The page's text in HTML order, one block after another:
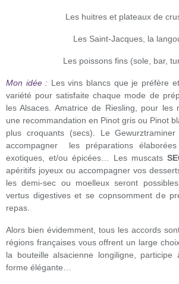
Les huitres et plateaux de
Les Saint-Jacques, la
Les poissons fins (sole, bar,
Mon idée : Les vins blancs que je préfère
variété pour satisfaite chaque mode de
les Alsaces. Amatrice de Riesling, pour
une recommandation en Pinot gris ou Pinot
plus croquants (secs). Le
accompagner les préparations
exotiques, et/ou épicées… Les muscats
apéritifs joyeux ou accompagner vos
les demi-sec ou moelleux seront
vertus digestives et se copnsomment de
repas.
Alors bien évidemment, tous les accords
régions françaises vous offrent un large
la bouteille alsacienne longiligne,
forme élégante…